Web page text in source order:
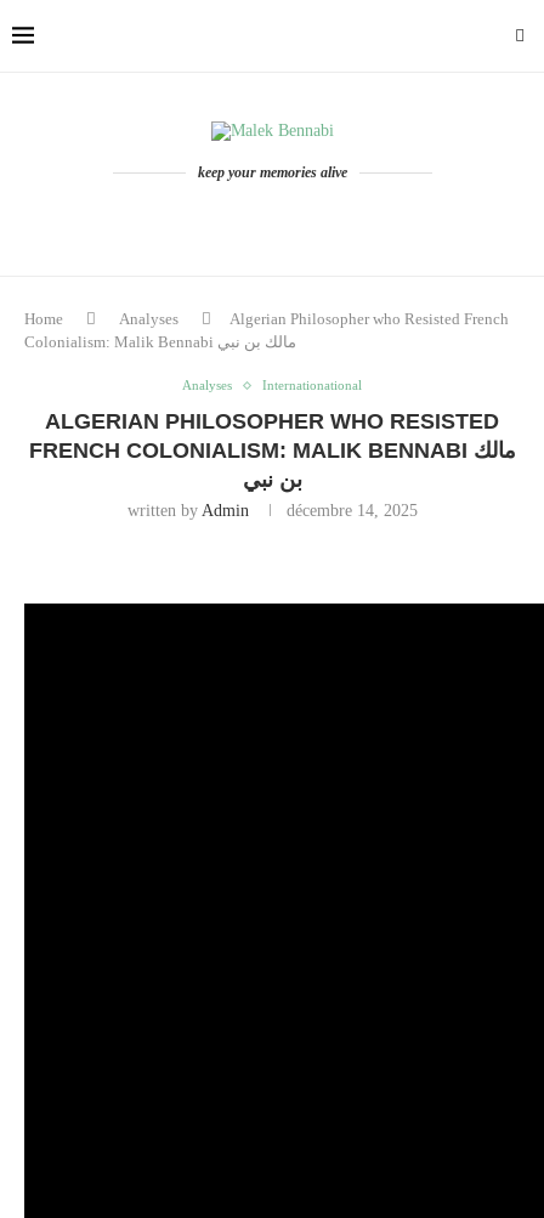
keep your memories alive
Home Analyses
Algerian Philosopher who Resisted French
Colonialism: Malik Bennabi مالك بن نبي
Analyses Internationational
ALGERIAN PHILOSOPHER WHO RESISTED
FRENCH COLONIALISM: MALIK BENNABI مالك
بن نبي
written by Admin décembre 14, 2025